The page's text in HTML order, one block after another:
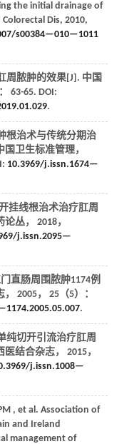
the initial drainage of
Colorectal Dis, 2010,
s00384—010—1011
周脓肿的效果[J]. 中国
63-65. DOI:
.
根治术与传统分期治
国卫生标准管理，
10.3969/j.issn.1674—
挂线根治术治疗肛周
论丛， 2018，
j.issn.2095—
直肠周围脓肿1174例
， 2005， 25（5）：
.
纯切开引流治疗肛周
医结合杂志， 2015，
j.issn.1008—
, et al. Association of
and Ireland
management of